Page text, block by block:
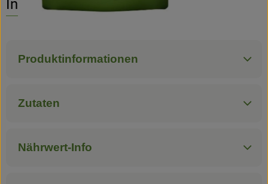
Info
Produktinformationen
Zutaten
Nährwert-Info